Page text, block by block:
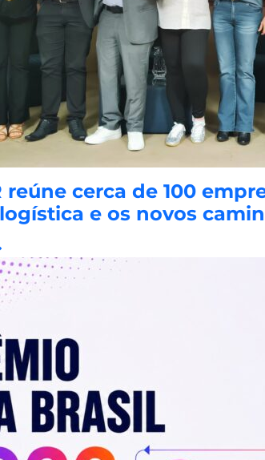
reúne cerca de 100
e os novos